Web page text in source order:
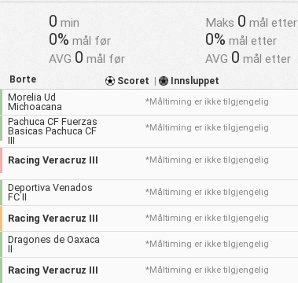
0 min Maks 0 mål etter
0% mål før 0% mål etter
AVG 0 mål før AVG 0 mål etter
Borte Scoret Innsluppet
Morelia Ud
Michoacana
*Måltiming er ikke tilgjengelig
Pachuca CF Fuerzas
Basicas Pachuca CF
III
*Måltiming er ikke tilgjengelig
Racing Veracruz III *Måltiming er ikke tilgjengelig
Deportiva Venados
FC II
*Måltiming er ikke tilgjengelig
Racing Veracruz III *Måltiming er ikke tilgjengelig
Dragones de Oaxaca
II
*Måltiming er ikke tilgjengelig
Racing Veracruz III *Måltiming er ikke tilgjengelig